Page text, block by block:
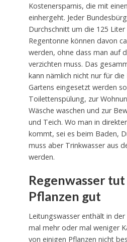
Kostenersparnis, die mit
einhergeht. Jeder
Durchschnitt um die 125
Regentonne können davon
werden, ohne dass man auf
verzichten muss. Das
kann nämlich nicht nur für
Gartens eingesetzt werden
Toilettenspülung, zur
Wäsche waschen und zur
und Teich. Wo man in
kommt, sei es beim Baden,
muss aber Trinkwasser aus
werden.
Regenwasser
Pflanzen gut
Leitungswasser enthält in
mal mehr oder mal weniger
von einigen Pflanzen nicht